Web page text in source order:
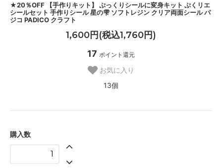
★20％OFF 【手作りキット】 ぷっくりシールに変身キット ぷくリエ
シールセット 手作りシール 星の雫 ソフトレジン クリア両面シール パ
ジコ PADICO クラフト
1,600円(税込1,760円)
17 ポイント還元
お気に入り
13個
購入数